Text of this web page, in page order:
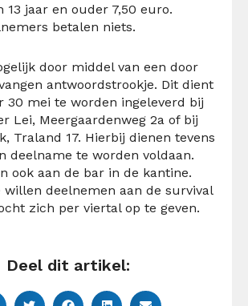
13 jaar en ouder 7,50 euro.
betalen niets.
door middel van een door
antwoordstrookje. Dit dient
30 mei te worden ingeleverd bij
Lei, Meergaardenweg 2a of bij
Traland 17. Hierbij dienen tevens
deelname te worden voldaan.
ook aan de bar in de kantine.
willen deelnemen aan de survival
zich per viertal op te geven.
Deel dit artikel: